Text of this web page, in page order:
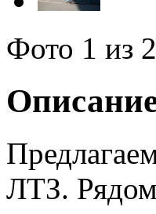
Фото 1 из
ЛТЗ.